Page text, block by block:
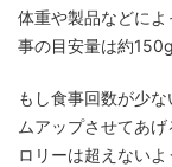
体重や製品などに
事の目安量は約
もし食事回数が少
ムアップさせてあ
ロリーは超えない